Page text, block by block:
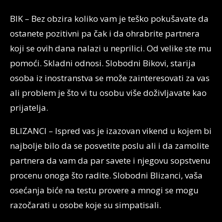
BIK – Bez obzira koliko vam je teško pokušavate da
ostanete pozitivni pa čak i da ohrabrite partnera
koji se ovih dana nalazi u neprilici. Od velike ste mu
pomoći. Skladni odnosi. Slobodni Bikovi, starija
osoba iz inostranstva se može zainteresovati za vas
ali problem je što vi tu osobu više doživljavate kao
prijatelja.
BLIZANCI – Ispred vas je izazovan vikend u kojem bi
najbolje bilo da se posvetite poslu ali i da zamolite
partnera da vam da par savete i njegovu sopstvenu
procenu onoga što radite. Slobodni Blizanci, vaša
osećanja biće na testu provere a mnogi se mogu
razočarati u osobe koje su simpatisali.